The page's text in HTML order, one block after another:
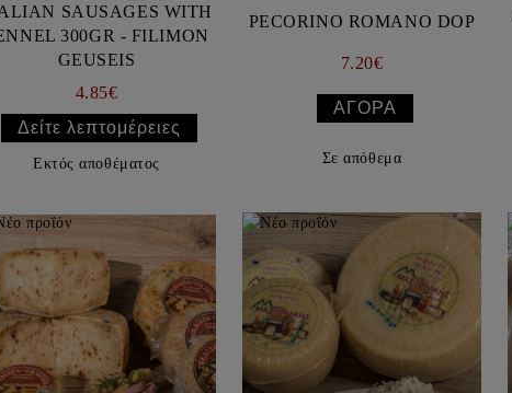
SAUSAGES WITH
300GR - FILIMON
GEUSEIS
4.85€
Δείτε λεπτομέρειες
Εκτός αποθέματος
PECORINO ROMANO DOP
7.20€
Σε απόθεμα